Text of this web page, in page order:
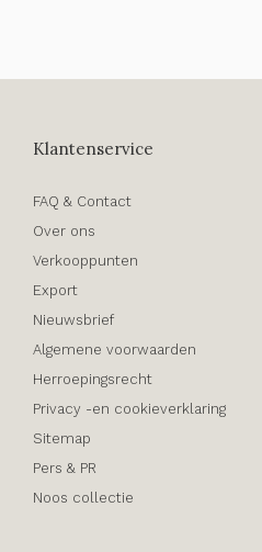
Klantenservice
FAQ & Contact
Over ons
Verkooppunten
Export
Nieuwsbrief
Algemene voorwaarden
Herroepingsrecht
Privacy -en cookieverklaring
Sitemap
Pers & PR
Noos collectie